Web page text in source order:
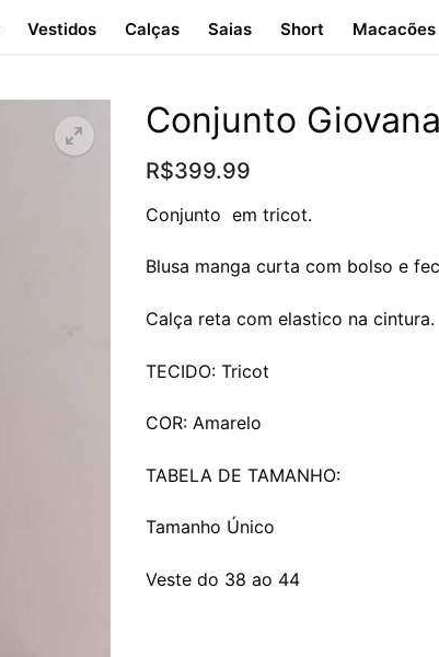
Vestidos Calças Saias Short Macacões
Conjunto
R$399.99
Conjunto em tricot.
Blusa manga curta com bolso e
Calça reta com elastico na cintura.
TECIDO: Tricot
COR: Amarelo
TABELA DE TAMANHO:
Tamanho Único
Veste do 38 ao 44